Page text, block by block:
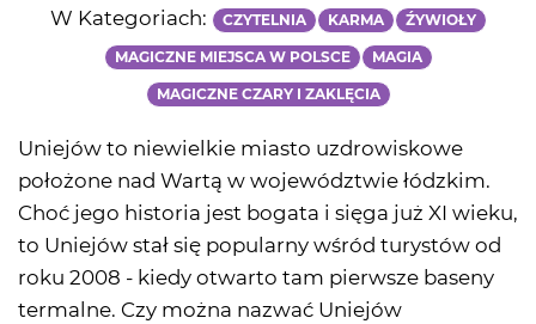
W Kategoriach: CZYTELNIA KARMA ŹYWIOŁY
MAGICZNE MIEJSCA W POLSCE MAGIA
MAGICZNE CZARY I ZAKLĘCIA
Uniejów to niewielkie miasto uzdrowiskowe
położone nad Wartą w województwie łódzkim.
Choć jego historia jest bogata i sięga już XI wieku,
to Uniejów stał się popularny wśród turystów od
roku 2008 - kiedy otwarto tam pierwsze baseny
termalne. Czy można nazwać Uniejów